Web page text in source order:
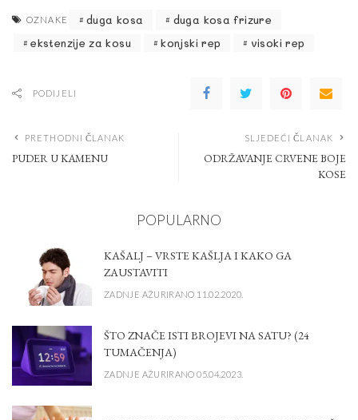
OZNAKE duga kosa
duga kosa frizure
ekstenzije za kosu
konjski rep visoki rep
PODIJELI
PRETHODNI ČLANAK
PUDER U KAMENU
SLJEDEĆI ČLANAK
ODRŽAVANJE CRVENE BOJE
KOSE
POPULARNO
KAŠALJ – VRSTE KAŠLJA I KAKO GA
ZAUSTAVITI
ZADNJE AŽURIRANO 11.02.2020.
ŠTO ZNAČE ISTI BROJEVI NA SATU? (24
TUMAČENJA)
ZADNJE AŽURIRANO 05.04.2023.